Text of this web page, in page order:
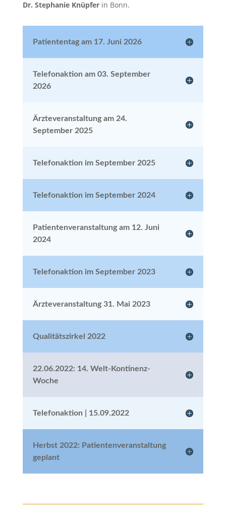
Dr. Stephanie Knüpferin Bonn.
Patiententag am 17. Juni 2026
Telefonaktion am 03. September
2026
Ärzteveranstaltung am 24.
September 2025
Telefonaktion im September 2025
Telefonaktion im September 2024
Patientenveranstaltung am 12. Juni
2024
Telefonaktion im September 2023
Ärzteveranstaltung 31. Mai 2023
Qualitätszirkel 2022
22.06.2022: 14. Welt-Kontinenz-
Woche
Telefonaktion | 15.09.2022
Herbst 2022: Patientenveranstaltung
geplant